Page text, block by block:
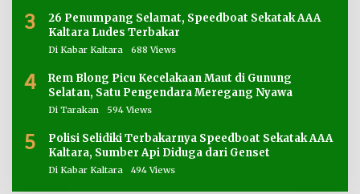
3
26 Penumpang Selamat, Speedboat Sekatak AAA
Kaltara Ludes Terbakar
Di Kabar Kaltara 688 Views
4
Rem Blong Picu Kecelakaan Maut di Gunung
Selatan, Satu Pengendara Meregang Nyawa
Di Tarakan 594 Views
5
Polisi Selidiki Terbakarnya Speedboat Sekatak AAA
Kaltara, Sumber Api Diduga dari Genset
Di Kabar Kaltara 494 Views